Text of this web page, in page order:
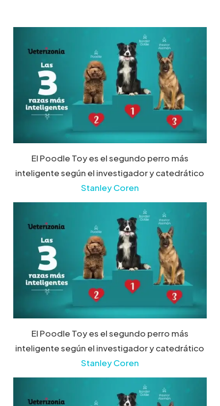
El Poodle Toy es el segundo perro más
inteligente según el investigador y catedrático
Stanley Coren
El Poodle Toy es el segundo perro más
inteligente según el investigador y catedrático
Stanley Coren